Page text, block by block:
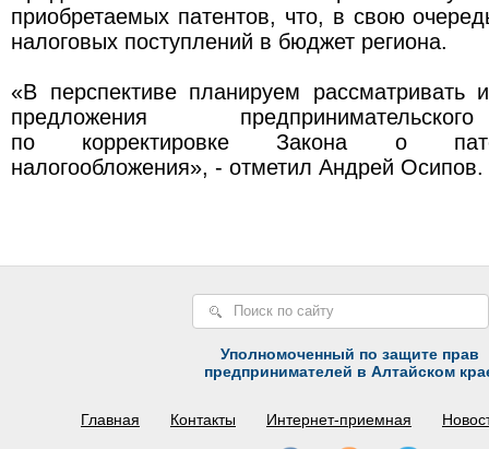
приобретаемых патентов, что, в свою
налоговых поступлений в бюджет региона.
«В перспективе планируем рассматривать
предложения
по корректировке Закона о
налогообложения», - отметил Андрей Осипов.
Уполномоченный по защите прав
предпринимателей в Алтайском
Главная Контакты Интернет-приемная